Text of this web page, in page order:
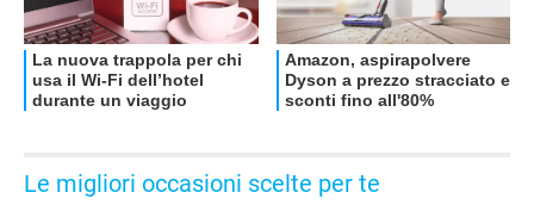
Le migliori occasioni scelte per te